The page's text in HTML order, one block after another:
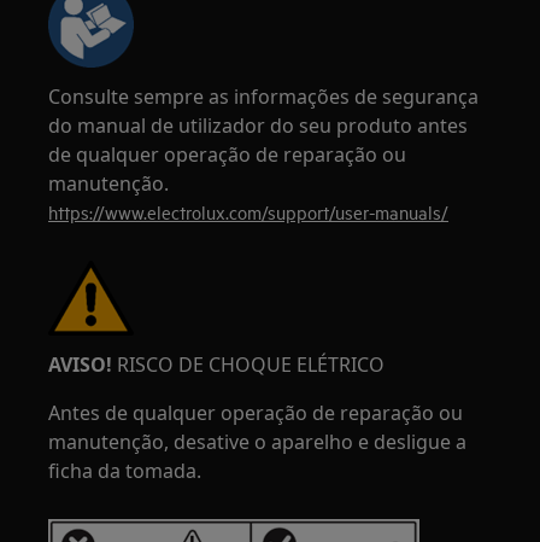
Consulte sempre as informações de segurança
do manual de utilizador do seu produto antes
de qualquer operação de reparação ou
manutenção.
https://www.electrolux.com/support/user-manuals/
AVISO! RISCO DE CHOQUE ELÉTRICO
Antes de qualquer operação de reparação ou
manutenção, desative o aparelho e desligue a
ficha da tomada.